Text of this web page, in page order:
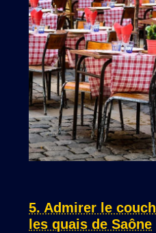
5. Admirer le
les quais de Saône